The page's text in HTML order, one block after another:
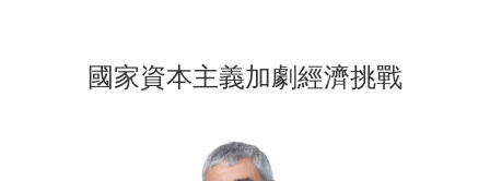
國家資本主義加劇經濟挑戰